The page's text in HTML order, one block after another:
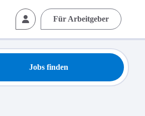
Für Arbeitgeber
Jobs finden